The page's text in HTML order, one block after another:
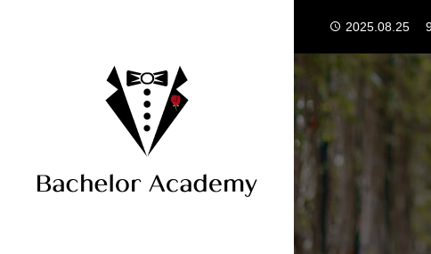
2025.07.05
2025.07.03
2024.05.07
2025.08.25